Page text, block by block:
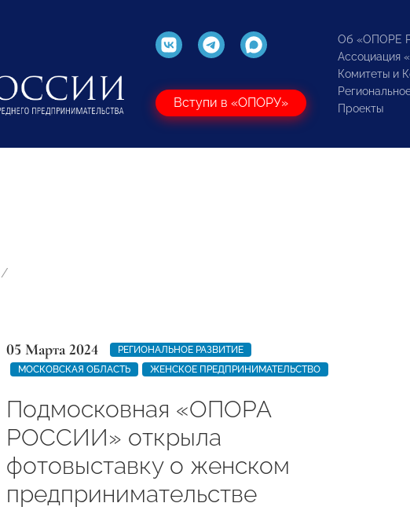
Вступи в «ОПОРУ»
Об «ОПОРЕ
Ассоциация
Комитеты и
Проекты
05 Марта 2024
РЕГИОНАЛЬНОЕ РАЗВИТИЕ
МОСКОВСКАЯ ОБЛАСТЬ
ЖЕНСКОЕ ПРЕДПРИНИМАТЕЛЬСТВО
Подмосковная «ОПОРА
РОССИИ» открыла
фотовыставку о женском
предпринимательстве